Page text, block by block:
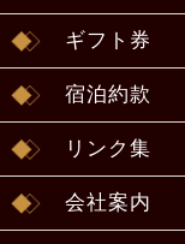
ギフト券
宿泊約款
リンク集
会社案内